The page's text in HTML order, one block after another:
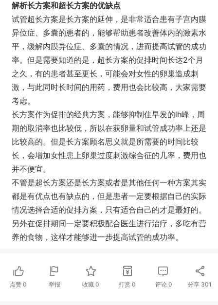
解析长方案和超长方案的优缺点
试管超长方案是长方案的延伸，是非常适合患有子宫内膜
异位症、多囊的患者的，能够帮助患者改善体内的激素水
平，缓解内膜异位症、多囊的情况，进而提高试管的成功
率。但是需要知道的是，超长方案的促排时间长达2个月
之久，有的患者甚至更长，可能会对女性的卵巢造成刺
激，与此同时长时间的用药，费用也会比较高，大家需要
考虑。
长方案作为促排的经典方案，能够抑制住早发的lh峰，周
期的取消率也比较低，所以在获卵量和试管成功率上还是
比较高的。但是长方案顾名思义就是所需要的时间比较
长，会增加女性患上卵巢过度刺激综合征的几率，费用也
并不便宜。
不管是超长方案还是长方案或者是其他任何一种方案其实
都是有优点也有缺点的，但是患者一定要根据自己的实际
情况选择合适的促排方案，只有适合自己的才是最好的。
另外在促排期间一定要积极配合医生进行治疗，多吃有营
养的食物，这样才能够进一步提高试管的成功率。
点赞 0 举报 收藏0 打赏 0 评论 0 分享 301